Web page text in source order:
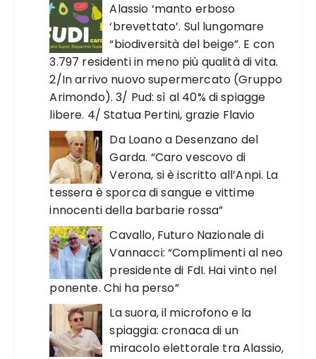
Alassio ‘manto erboso
‘brevettato’. Sul lungomare
“biodiversità del beige”. E con
3.797 residenti in meno più qualità di vita.
2/In arrivo nuovo supermercato (Gruppo
Arimondo). 3/ Pud: sì al 40% di spiagge
libere. 4/ Statua Pertini, grazie Flavio
Da Loano a Desenzano del
Garda. “Caro vescovo di
Verona, si è iscritto all’Anpi. La
tessera è sporca di sangue e vittime
innocenti della barbarie rossa”
Cavallo, Futuro Nazionale di
Vannacci: “Complimenti al neo
presidente di FdI. Hai vinto nel
ponente. Chi ha perso”
La suora, il microfono e la
spiaggia: cronaca di un
miracolo elettorale tra Alassio,